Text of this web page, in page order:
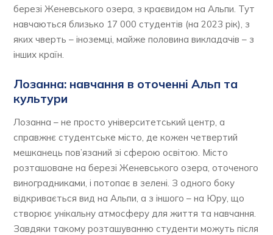
березі Женевського озера, з краєвидом на Альпи. Тут
навчаються близько 17 000 студентів (на 2023 рік), з
яких чверть – іноземці, майже половина викладачів – з
інших країн.
Лозанна: навчання в оточенні Альп та
культури
Лозанна – не просто університетський центр, а
справжнє студентське місто, де кожен четвертий
мешканець пов’язаний зі сферою освітою. Місто
розташоване на березі Женевського озера, оточеного
виноградниками, і потопає в зелені. З одного боку
відкривається вид на Альпи, а з іншого – на Юру, що
створює унікальну атмосферу для життя та навчання.
Завдяки такому розташуванню студенти можуть після